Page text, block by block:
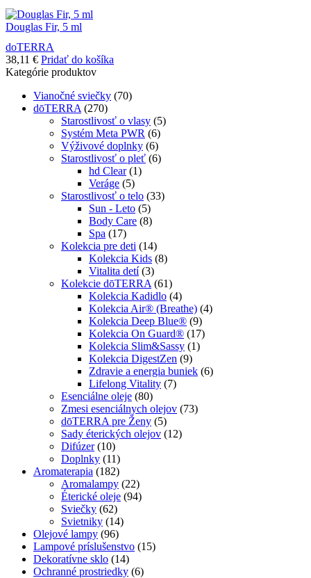
Douglas Fir, 5 ml
doTERRA
38,11 € Pridať do košíka
Kategórie produktov
Vianočné sviečky (70)
dōTERRA (270)
Starostlivosť o vlasy (5)
Systém Meta PWR (6)
Výživové doplnky (6)
Starostlivosť o pleť (6)
hd Clear (1)
Veráge (5)
Starostlivosť o telo (33)
Sun - Leto (5)
Body Care (8)
Spa (17)
Kolekcia pre deti (14)
Kolekcia Kids (8)
Vitalita detí (3)
Kolekcie dōTERRA (61)
Kolekcia Kadidlo (4)
Kolekcia Air® (Breathe) (4)
Kolekcia Deep Blue® (9)
Kolekcia On Guard® (17)
Kolekcia Slim&Sassy (1)
Kolekcia DigestZen (9)
Zdravie a energia buniek (6)
Lifelong Vitality (7)
Esenciálne oleje (80)
Zmesi esenciálnych olejov (73)
dōTERRA pre Ženy (5)
Sady éterických olejov (12)
Difúzer (10)
Doplnky (11)
Aromaterapia (182)
Aromalampy (22)
Éterické oleje (94)
Sviečky (62)
Svietniky (14)
Olejové lampy (96)
Lampové príslušenstvo (15)
Dekoratívne sklo (14)
Ochranné prostriedky (6)